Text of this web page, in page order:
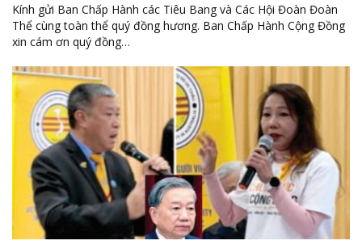
Kính gửi Ban Chấp Hành các Tiêu Bang và Các Hội Đoàn Đoàn
Thể cùng toàn thể quý đồng hương. Ban Chấp Hành Cộng Đồng
xin cám ơn quý đồng…